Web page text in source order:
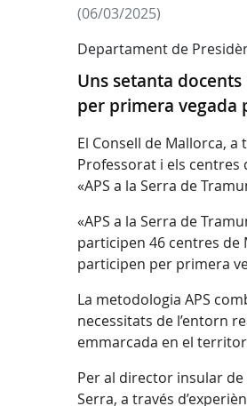
(06/03/2025)
Departament de
Uns setanta
per primera vegada
El Consell de Mallorca,
Professorat i els centres
«APS a la Serra de
«APS a la Serra de
participen 46 centres de
participen per primera
La metodologia APS
necessitats de l’entorn
emmarcada en el
Per al director insular
Serra, a través